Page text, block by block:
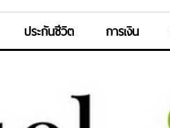
ประกันชีวิต การเงิน